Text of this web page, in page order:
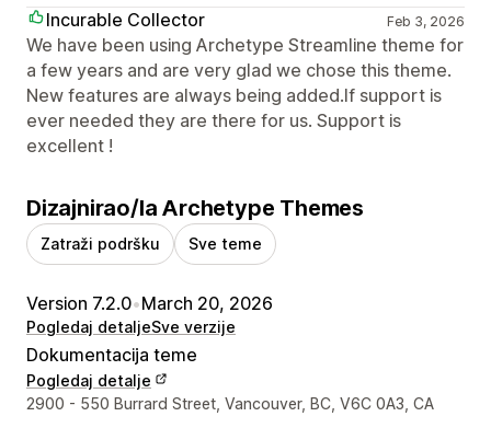
Incurable Collector
Feb 3, 2026
We have been using Archetype Streamline theme for
a few years and are very glad we chose this theme.
New features are always being added.If support is
ever needed they are there for us. Support is
excellent !
Dizajnirao/la Archetype Themes
Zatraži podršku Sve teme
Version 7.2.0•March 20, 2026
Pogledaj detaljeSve verzije
Dokumentacija teme
Pogledaj detalje
Podaci za kontakt dizajnera
2900 - 550 Burrard Street, Vancouver, BC, V6C 0A3, CA